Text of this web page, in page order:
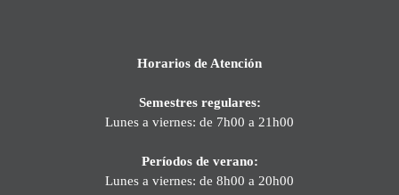
Horarios de Atención
Semestres regulares:
Lunes a viernes: de 7h00 a 21h00
Períodos de verano:
Lunes a viernes: de 8h00 a 20h00